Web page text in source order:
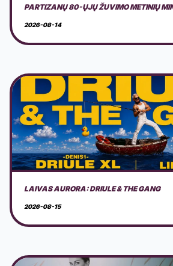
LAIVAS AURORA: DRIULE & THE GANG
2026-08-15
AKUSTINIS MUZIKOS VAKARAS GAMTOJE
2026-08-15